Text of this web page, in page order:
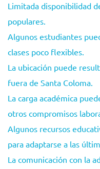
Limitada disponibilidad
populares.
Algunos estudiantes
clases poco flexibles.
La ubicación puede
fuera de Santa Coloma.
La carga académica
otros compromisos
Algunos recursos
para adaptarse a las
La comunicación con la